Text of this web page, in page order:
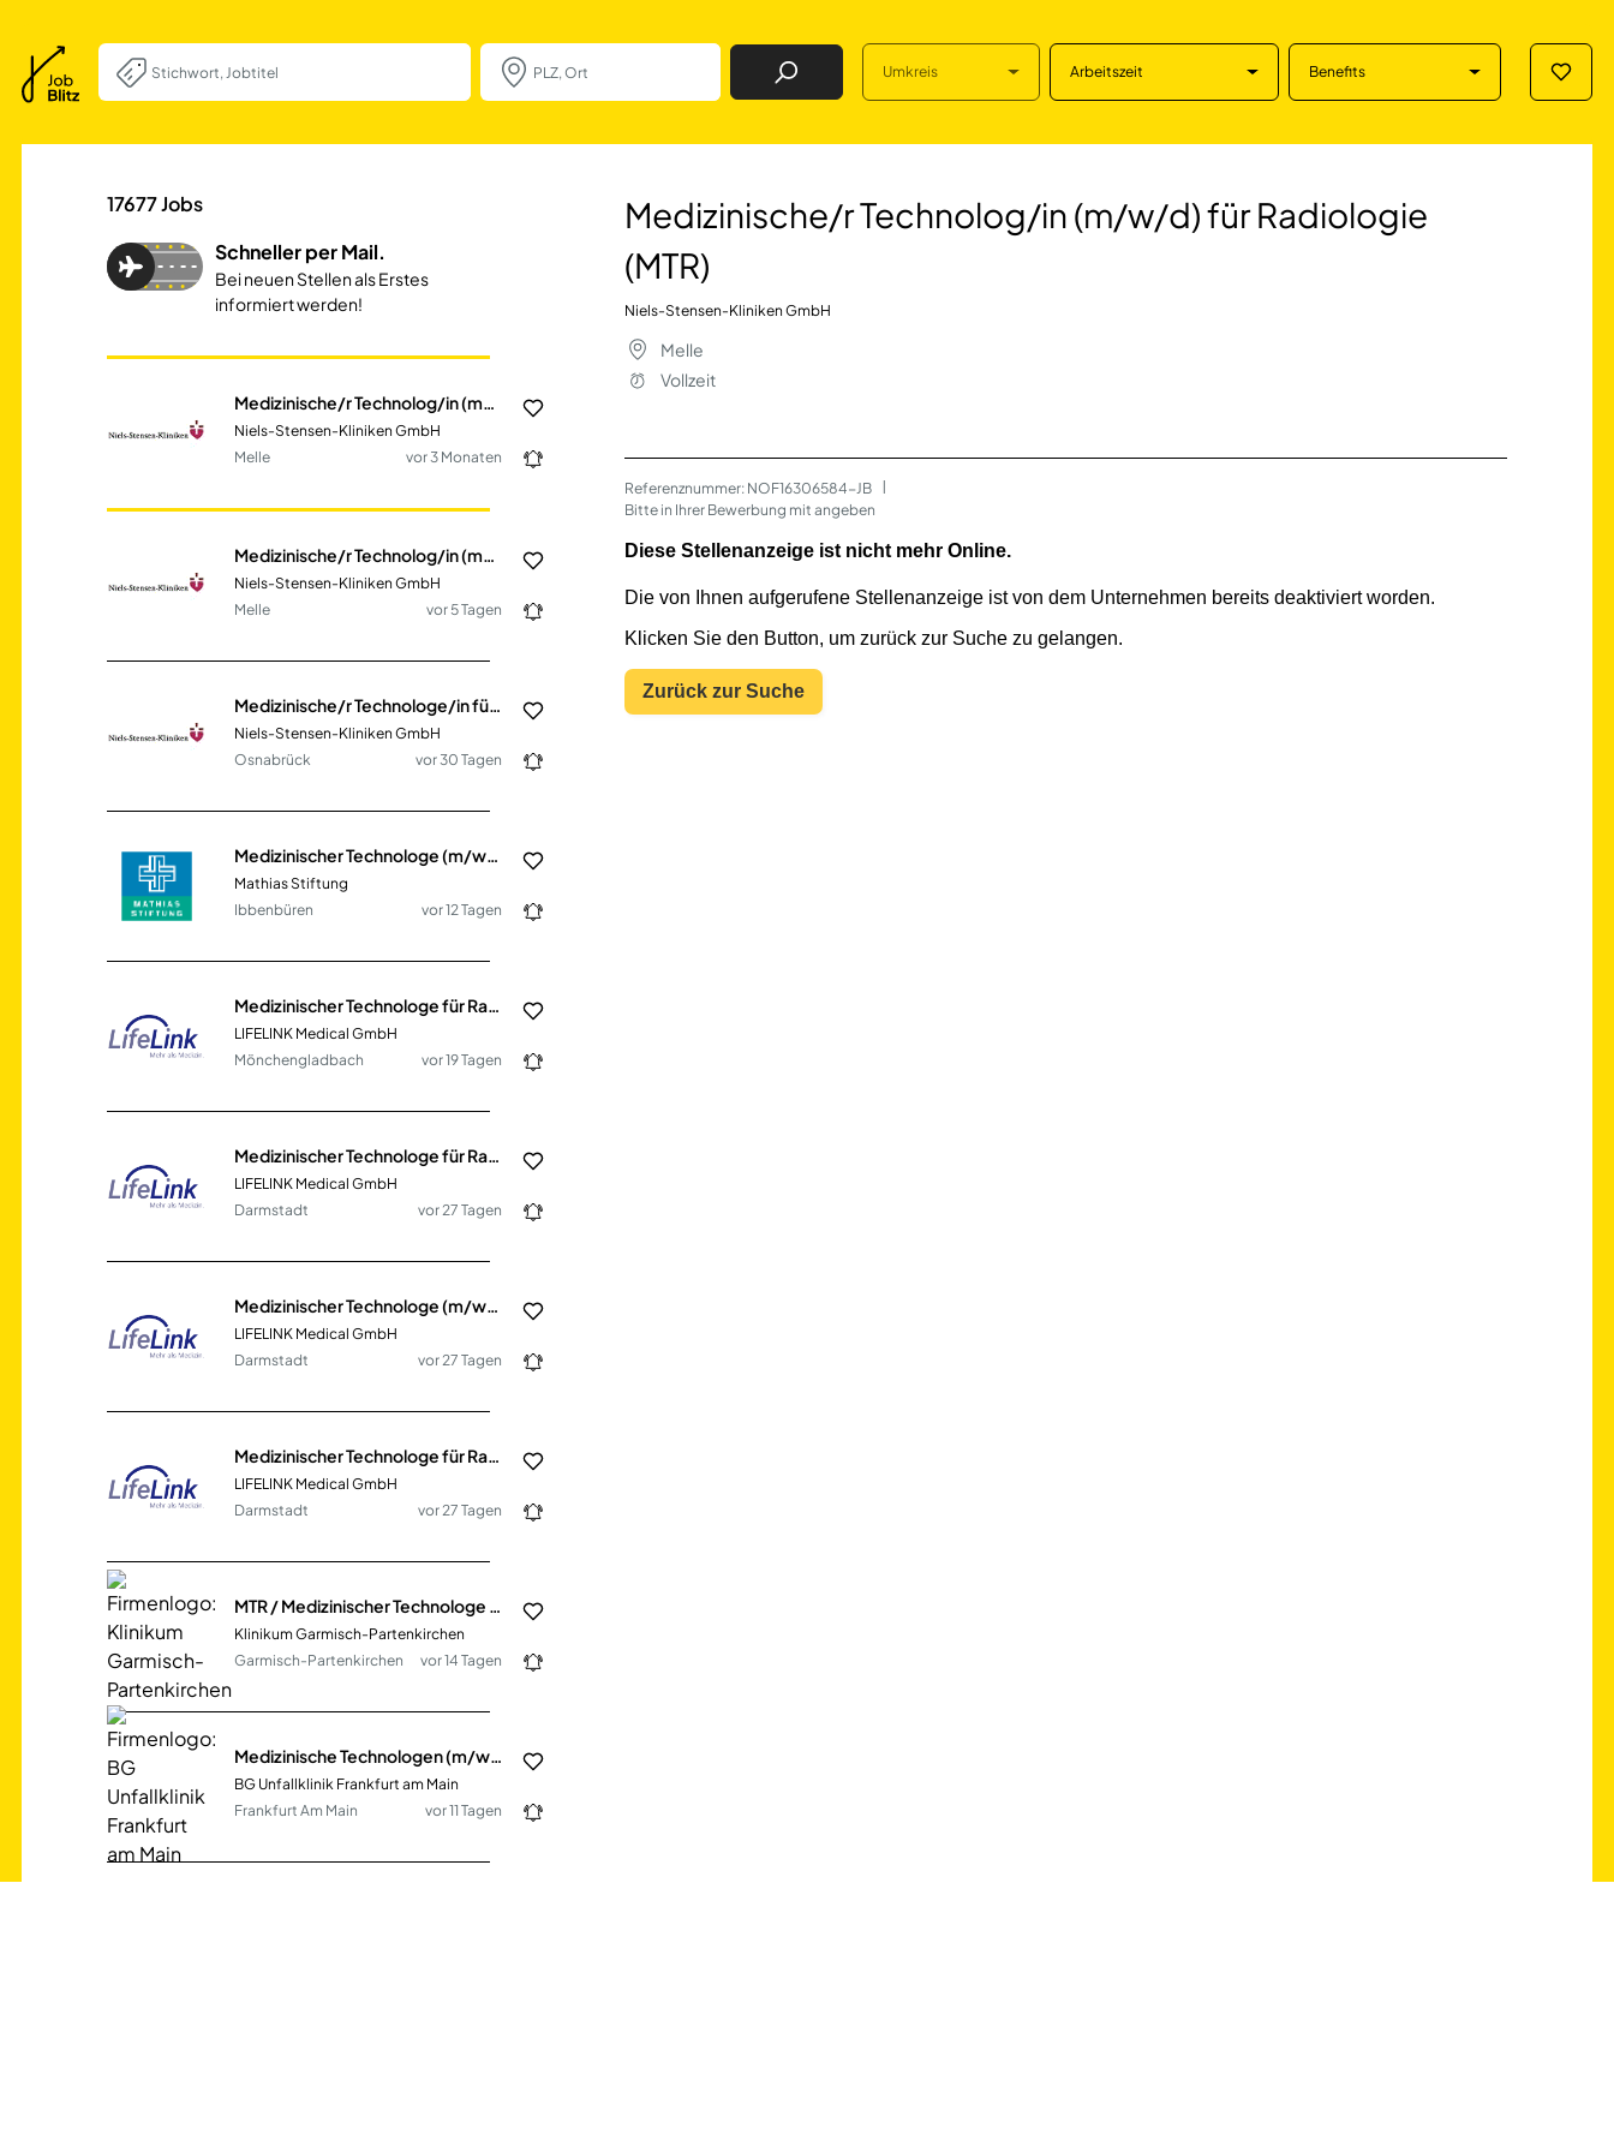
Job Finden Umkreis Arbeitszeit Benefits
Medizinische/r Technolog/in (m/w/d) für Radiologie
17677Jobs
Schneller per Mail.
Bei neuen Stellen als Erstes
informiert werden!
Medizinische/r Technolog/in (m/w/d) für Radiologie (MTR)
Niels-Stensen-Kliniken GmbH
Melle
vor 3 Monaten
Medizinische/r Technolog/in (m/w/d) für Radiologie (MTR)
Niels-Stensen-Kliniken GmbH
Melle
vor 5 Tagen
Medizinische/r Technologe/in für Radiologie (m/w/d) (MTR) oder MFA mit Röntgenschein
Niels-Stensen-Kliniken GmbH
Osnabrück
vor 30 Tagen
Medizinischer Technologe (m/w/d) für die Radiologie (MTR/MTRA)
Mathias Stiftung
Ibbenbüren
vor 12 Tagen
Medizinischer Technologe für Radiologie - MTR / MFA (m/w/d) Mammographie
LIFELINK Medical GmbH
Mönchengladbach
vor 19 Tagen
Medizinischer Technologe für Radiologie – MTR (m/w/d)
LIFELINK Medical GmbH
Darmstadt
vor 27 Tagen
Medizinischer Technologe (m/w/d) für Radiologie – MTR/MFA
LIFELINK Medical GmbH
Darmstadt
vor 27 Tagen
Medizinischer Technologe für Radiologie – MTR / MTRA (m/w/d) Mammographie
LIFELINK Medical GmbH
Darmstadt
vor 27 Tagen
Klinikum Garmisch-Partenkirchen
Garmisch-Partenkirchen
vor 14 Tagen
Medizinische Technologen (m/w/d) Radiologie
BG Unfallklinik Frankfurt am Main
Frankfurt Am Main
vor 11 Tagen
Medizinische/r Technolog/in (m/w/d) für Radiologie
(MTR)
Niels-Stensen-Kliniken GmbH
Melle
Vollzeit
Referenznummer: NOF16306584-JB
Bitte in Ihrer Bewerbung mit angeben